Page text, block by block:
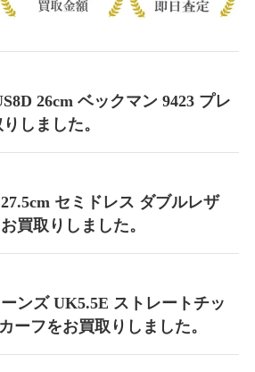
26cm ベックマン 9423 プレ
しました。
セミドレス ダブルレザ
買取りしました。
ンズ UK5.5E ストレートチッ
ーフをお買取りしました。